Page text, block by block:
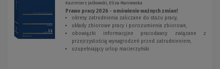
Kazimierz Jaśkowski, Eliza Maniewska
Prawo pracy 2026 - omówienie ważnych zmian!
okresy zatrudnienia zaliczane do stażu pracy,
układy zbiorowe pracy i porozumienia zbiorowe,
obowiązki informacyjne pracodawcy związane z
przejrzystością wynagrodzeń przed zatrudnieniem,
uzupełniający urlop macierzyński